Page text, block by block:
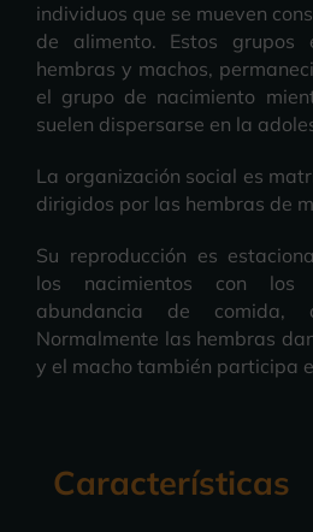
individuos que se mueven
de alimento. Estos grupos
hembras y machos,
el grupo de nacimiento
suelen dispersarse en la
La organización social es
dirigidos por las hembras de
Su reproducción es
los nacimientos con los
abundancia de
Normalmente las hembras
y el macho también participa
Características